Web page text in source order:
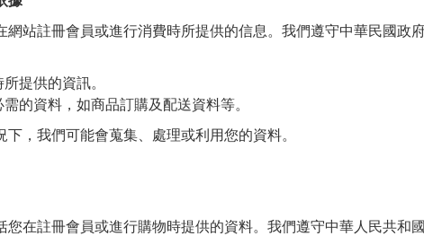
註冊會員或進行消費時所提供的信息。我們遵守中華民國政
提供的資訊。
的資料，如商品訂購及配送資料等。
我們可能會蒐集、處理或利用您的資料。
註冊會員或進行購物時提供的資料。我們遵守中華人民共和